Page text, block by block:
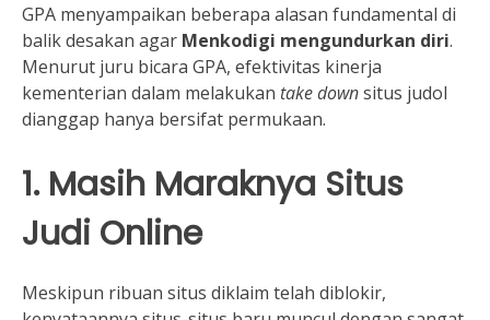
GPA menyampaikan beberapa alasan fundamental di
balik desakan agar Menkodigi mengundurkan diri.
Menurut juru bicara GPA, efektivitas kinerja
kementerian dalam melakukan take downsitus judol
dianggap hanya bersifat permukaan.
1. Masih Maraknya Situs
Judi Online
Meskipun ribuan situs diklaim telah diblokir,